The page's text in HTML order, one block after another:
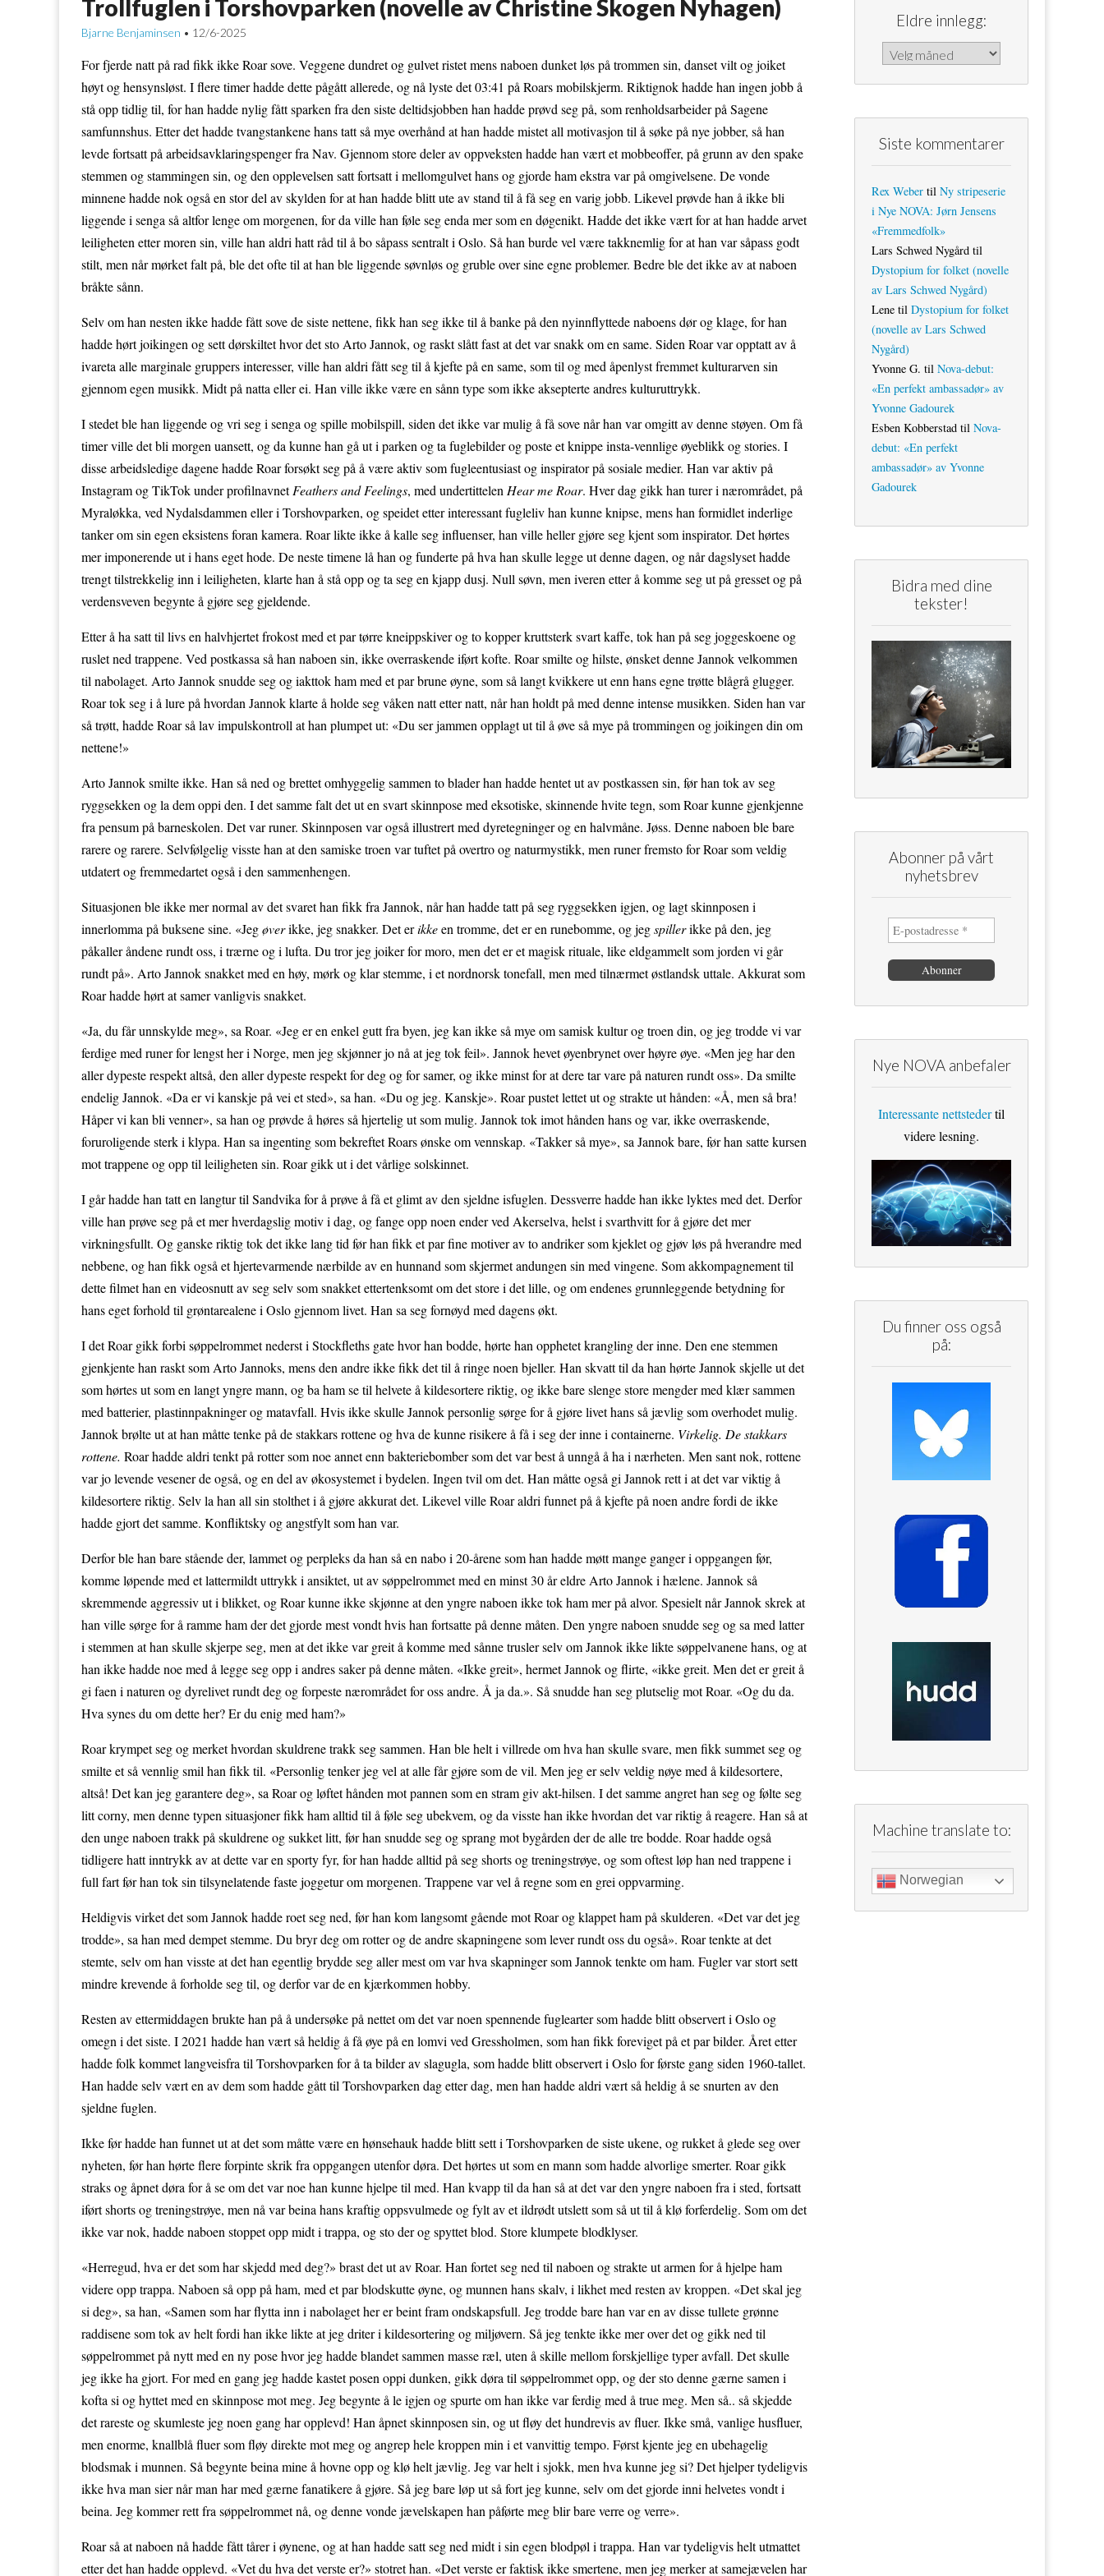
Trollfuglen i Torshovparken (novelle av Christine Skogen Nyhagen)
Bjarne Benjaminsen • 12/6-2025
For fjerde natt på rad fikk ikke Roar sove. Veggene dundret og gulvet ristet mens naboen dunket løs på trommen sin, danset vilt og joiket
høyt og hensynsløst. I flere timer hadde dette pågått allerede, og nå lyste det 03:41 på Roars mobilskjerm. Riktignok hadde han ingen jobb å
stå opp tidlig til, for han hadde nylig fått sparken fra den siste deltidsjobben han hadde prøvd seg på, som renholdsarbeider på Sagene
samfunnshus. Etter det hadde tvangstankene hans tatt så mye overhånd at han hadde mistet all motivasjon til å søke på nye jobber, så han
levde fortsatt på arbeidsavklaringspenger fra Nav. Gjennom store deler av oppveksten hadde han vært et mobbeoffer, på grunn av den spake
stemmen og stammingen sin, og den opplevelsen satt fortsatt i mellomgulvet hans og gjorde ham ekstra var på omgivelsene. De vonde
minnene hadde nok også en stor del av skylden for at han hadde blitt ute av stand til å få seg en varig jobb. Likevel prøvde han å ikke bli
liggende i senga så altfor lenge om morgenen, for da ville han føle seg enda mer som en døgenikt. Hadde det ikke vært for at han hadde arvet
leiligheten etter moren sin, ville han aldri hatt råd til å bo såpass sentralt i Oslo. Så han burde vel være takknemlig for at han var såpass godt
stilt, men når mørket falt på, ble det ofte til at han ble liggende søvnløs og gruble over sine egne problemer. Bedre ble det ikke av at naboen
bråkte sånn.
Selv om han nesten ikke hadde fått sove de siste nettene, fikk han seg ikke til å banke på den nyinnflyttede naboens dør og klage, for han
hadde hørt joikingen og sett dørskiltet hvor det sto Arto Jannok, og raskt slått fast at det var snakk om en same. Siden Roar var opptatt av å
ivareta alle marginale gruppers interesser, ville han aldri fått seg til å kjefte på en same, som til og med åpenlyst fremmet kulturarven sin
gjennom egen musikk. Midt på natta eller ei. Han ville ikke være en sånn type som ikke aksepterte andres kulturuttrykk.
I stedet ble han liggende og vri seg i senga og spille mobilspill, siden det ikke var mulig å få sove når han var omgitt av denne støyen. Om få
timer ville det bli morgen uansett, og da kunne han gå ut i parken og ta fuglebilder og poste et knippe insta-vennlige øyeblikk og stories. I
disse arbeidsledige dagene hadde Roar forsøkt seg på å være aktiv som fugleentusiast og inspirator på sosiale medier. Han var aktiv på
Instagram og TikTok under profilnavnetFeathers and Feelings, med undertittelenHear me Roar. Hver dag gikk han turer i nærområdet, på
Myraløkka, ved Nydalsdammen eller i Torshovparken, og speidet etter interessant fugleliv han kunne knipse, mens han formidlet inderlige
tanker om sin egen eksistens foran kamera. Roar likte ikke å kalle seg influenser, han ville heller gjøre seg kjent som inspirator. Det hørtes
mer imponerende ut i hans eget hode. De neste timene lå han og funderte på hva han skulle legge ut denne dagen, og når dagslyset hadde
trengt tilstrekkelig inn i leiligheten, klarte han å stå opp og ta seg en kjapp dusj. Null søvn, men iveren etter å komme seg ut på gresset og på
verdensveven begynte å gjøre seg gjeldende.
Etter å ha satt til livs en halvhjertet frokost med et par tørre kneippskiver og to kopper kruttsterk svart kaffe, tok han på seg joggeskoene og
ruslet ned trappene. Ved postkassa så han naboen sin, ikke overraskende iført kofte. Roar smilte og hilste, ønsket denne Jannok velkommen
til nabolaget. Arto Jannok snudde seg og iakttok ham med et par brune øyne, som så langt kvikkere ut enn hans egne trøtte blågrå glugger.
Roar tok seg i å lure på hvordan Jannok klarte å holde seg våken natt etter natt, når han holdt på med denne intense musikken. Siden han var
så trøtt, hadde Roar så lav impulskontroll at han plumpet ut: «Du ser jammen opplagt ut til å øve så mye på trommingen og joikingen din om
nettene!»
Arto Jannok smilte ikke. Han så ned og brettet omhyggelig sammen to blader han hadde hentet ut av postkassen sin, før han tok av seg
ryggsekken og la dem oppi den. I det samme falt det ut en svart skinnpose med eksotiske, skinnende hvite tegn, som Roar kunne gjenkjenne
fra pensum på barneskolen. Det var runer. Skinnposen var også illustrert med dyretegninger og en halvmåne. Jøss. Denne naboen ble bare
rarere og rarere. Selvfølgelig visste han at den samiske troen var tuftet på overtro og naturmystikk, men runer fremsto for Roar som veldig
utdatert og fremmedartet også i den sammenhengen.
Situasjonen ble ikke mer normal av det svaret han fikk fra Jannok, når han hadde tatt på seg ryggsekken igjen, og lagt skinnposen i
innerlomma på buksene sine. «Jegøverikke, jeg snakker. Det erikkeen tromme, det er en runebomme, og jegspillerikke på den, jeg
påkaller åndene rundt oss, i trærne og i lufta. Du tror jeg joiker for moro, men det er et magisk rituale, like eldgammelt som jorden vi går
rundt på». Arto Jannok snakket med en høy, mørk og klar stemme, i et nordnorsk tonefall, men med tilnærmet østlandsk uttale. Akkurat som
Roar hadde hørt at samer vanligvis snakket.
«Ja, du får unnskylde meg», sa Roar. «Jeg er en enkel gutt fra byen, jeg kan ikke så mye om samisk kultur og troen din, og jeg trodde vi var
ferdige med runer for lengst her i Norge, men jeg skjønner jo nå at jeg tok feil». Jannok hevet øyenbrynet over høyre øye. «Men jeg har den
aller dypeste respekt altså, den aller dypeste respekt for deg og for samer, og ikke minst for at dere tar vare på naturen rundt oss». Da smilte
endelig Jannok. «Da er vi kanskje på vei et sted», sa han. «Du og jeg. Kanskje». Roar pustet lettet ut og strakte ut hånden: «Å, men så bra!
Håper vi kan bli venner», sa han og prøvde å høres så hjertelig ut som mulig. Jannok tok imot hånden hans og var, ikke overraskende,
foruroligende sterk i klypa. Han sa ingenting som bekreftet Roars ønske om vennskap. «Takker så mye», sa Jannok bare, før han satte kursen
mot trappene og opp til leiligheten sin. Roar gikk ut i det vårlige solskinnet.
I går hadde han tatt en langtur til Sandvika for å prøve å få et glimt av den sjeldne isfuglen. Dessverre hadde han ikke lyktes med det. Derfor
ville han prøve seg på et mer hverdagslig motiv i dag, og fange opp noen ender ved Akerselva, helst i svarthvitt for å gjøre det mer
virkningsfullt. Og ganske riktig tok det ikke lang tid før han fikk et par fine motiver av to andriker som kjeklet og gjøv løs på hverandre med
nebbene, og han fikk også et hjertevarmende nærbilde av en hunnand som skjermet andungen sin med vingene. Som akkompagnement til
dette filmet han en videosnutt av seg selv som snakket ettertenksomt om det store i det lille, og om endenes grunnleggende betydning for
hans eget forhold til grøntarealene i Oslo gjennom livet. Han sa seg fornøyd med dagens økt.
I det Roar gikk forbi søppelrommet nederst i Stockfleths gate hvor han bodde, hørte han opphetet krangling der inne. Den ene stemmen
gjenkjente han raskt som Arto Jannoks, mens den andre ikke fikk det til å ringe noen bjeller. Han skvatt til da han hørte Jannok skjelle ut det
som hørtes ut som en langt yngre mann, og ba ham se til helvete å kildesortere riktig, og ikke bare slenge store mengder med klær sammen
med batterier, plastinnpakninger og matavfall. Hvis ikke skulle Jannok personlig sørge for å gjøre livet hans så jævlig som overhodet mulig.
Jannok brølte ut at han måtte tenke på de stakkars rottene og hva de kunne risikere å få i seg der inne i containerne. Virkelig. De stakkars
rottene. Roar hadde aldri tenkt på rotter som noe annet enn bakteriebomber som det var best å unngå å ha i nærheten. Men sant nok, rottene
var jo levende vesener de også, og en del av økosystemet i bydelen. Ingen tvil om det. Han måtte også gi Jannok rett i at det var viktig å
kildesortere riktig. Selv la han all sin stolthet i å gjøre akkurat det. Likevel ville Roar aldri funnet på å kjefte på noen andre fordi de ikke
hadde gjort det samme. Konfliktsky og angstfylt som han var.
Derfor ble han bare stående der, lammet og perpleks da han så en nabo i 20-årene som han hadde møtt mange ganger i oppgangen før,
komme løpende med et lattermildt uttrykk i ansiktet, ut av søppelrommet med en minst 30 år eldre Arto Jannok i hælene. Jannok så
skremmende aggressiv ut i blikket, og Roar kunne ikke skjønne at den yngre naboen ikke tok ham mer på alvor. Spesielt når Jannok skrek at
han ville sørge for å ramme ham der det gjorde mest vondt hvis han fortsatte på denne måten. Den yngre naboen snudde seg og sa med latter
i stemmen at han skulle skjerpe seg, men at det ikke var greit å komme med sånne trusler selv om Jannok ikke likte søppelvanene hans, og at
han ikke hadde noe med å legge seg opp i andres saker på denne måten. «Ikke greit», hermet Jannok og flirte, «ikke greit. Men det er greit å
gi faen i naturen og dyrelivet rundt deg og forpeste nærområdet for oss andre. Å ja da.». Så snudde han seg plutselig mot Roar. «Og du da.
Hva synes du om dette her? Er du enig med ham?»
Roar krympet seg og merket hvordan skuldrene trakk seg sammen. Han ble helt i villrede om hva han skulle svare, men fikk summet seg og
smilte et så vennlig smil han fikk til. «Personlig tenker jeg vel at alle får gjøre som de vil. Men jeg er selv veldig nøye med å kildesortere,
altså! Det kan jeg garantere deg», sa Roar og løftet hånden mot pannen som en stram giv akt-hilsen. I det samme angret han seg og følte seg
litt corny, men denne typen situasjoner fikk ham alltid til å føle seg ubekvem, og da visste han ikke hvordan det var riktig å reagere. Han så at
den unge naboen trakk på skuldrene og sukket litt, før han snudde seg og sprang mot bygården der de alle tre bodde. Roar hadde også
tidligere hatt inntrykk av at dette var en sporty fyr, for han hadde alltid på seg shorts og treningstrøye, og som oftest løp han ned trappene i
full fart før han tok sin tilsynelatende faste joggetur om morgenen. Trappene var vel å regne som en grei oppvarming.
Heldigvis virket det som Jannok hadde roet seg ned, før han kom langsomt gående mot Roar og klappet ham på skulderen. «Det var det jeg
trodde», sa han med dempet stemme. Du bryr deg om rotter og de andre skapningene som lever rundt oss du også». Roar tenkte at det
stemte, selv om han visste at det han egentlig brydde seg aller mest om var hva skapninger som Jannok tenkte om ham. Fugler var stort sett
mindre krevende å forholde seg til, og derfor var de en kjærkommen hobby.
Resten av ettermiddagen brukte han på å undersøke på nettet om det var noen spennende fuglearter som hadde blitt observert i Oslo og
omegn i det siste. I 2021 hadde han vært så heldig å få øye på en lomvi ved Gressholmen, som han fikk foreviget på et par bilder. Året etter
hadde folk kommet langveisfra til Torshovparken for å ta bilder av slagugla, som hadde blitt observert i Oslo for første gang siden 1960-tallet.
Han hadde selv vært en av dem som hadde gått til Torshovparken dag etter dag, men han hadde aldri vært så heldig å se snurten av den
sjeldne fuglen.
Ikke før hadde han funnet ut at det som måtte være en hønsehauk hadde blitt sett i Torshovparken de siste ukene, og rukket å glede seg over
nyheten, før han hørte flere forpinte skrik fra oppgangen utenfor døra. Det hørtes ut som en mann som hadde alvorlige smerter. Roar gikk
straks og åpnet døra for å se om det var noe han kunne hjelpe til med. Han kvapp til da han så at det var den yngre naboen fra i sted, fortsatt
iført shorts og treningstrøye, men nå var beina hans kraftig oppsvulmede og fylt av et ildrødt utslett som så ut til å klø forferdelig. Som om det
ikke var nok, hadde naboen stoppet opp midt i trappa, og sto der og spyttet blod. Store klumpete blodklyser.
«Herregud, hva er det som har skjedd med deg?» brast det ut av Roar. Han fortet seg ned til naboen og strakte ut armen for å hjelpe ham
videre opp trappa. Naboen så opp på ham, med et par blodskutte øyne, og munnen hans skalv, i likhet med resten av kroppen. «Det skal jeg
si deg», sa han, «Samen som har flytta inn i nabolaget her er beint fram ondskapsfull. Jeg trodde bare han var en av disse tullete grønne
raddisene som tok av helt fordi han ikke likte at jeg driter i kildesortering og miljøvern. Så jeg tenkte ikke mer over det og gikk ned til
søppelrommet på nytt med en ny pose hvor jeg hadde blandet sammen masse ræl, uten å skille mellom forskjellige typer avfall. Det skulle
jeg ikke ha gjort. For med en gang jeg hadde kastet posen oppi dunken, gikk døra til søppelrommet opp, og der sto denne gærne samen i
kofta si og hyttet med en skinnpose mot meg. Jeg begynte å le igjen og spurte om han ikke var ferdig med å true meg. Men så.. så skjedde
det rareste og skumleste jeg noen gang har opplevd! Han åpnet skinnposen sin, og ut fløy det hundrevis av fluer. Ikke små, vanlige husfluer,
men enorme, knallblå fluer som fløy direkte mot meg og angrep hele kroppen min i et vanvittig tempo. Først kjente jeg en ubehagelig
blodsmak i munnen. Så begynte beina mine å hovne opp og klø helt jævlig. Jeg var helt i sjokk, men hva kunne jeg si? Det hjelper tydeligvis
ikke hva man sier når man har med gærne fanatikere å gjøre. Så jeg bare løp ut så fort jeg kunne, selv om det gjorde inni helvetes vondt i
beina. Jeg kommer rett fra søppelrommet nå, og denne vonde jævelskapen han påførte meg blir bare verre og verre».
Roar så at naboen nå hadde fått tårer i øynene, og at han hadde satt seg ned midt i sin egen blodpøl i trappa. Han var tydeligvis helt utmattet
etter det han hadde opplevd. «Vet du hva det verste er?» stotret han. «Det verste er faktisk ikke smertene, men jeg merker at samejævelen har
Eldre innlegg:
Eldre innlegg:
Siste kommentarer
Rex Weber til Ny stripeserie
i Nye NOVA: Jørn Jensens
«Fremmedfolk»
Lars Schwed Nygård til
Dystopium for folket (novelle
av Lars Schwed Nygård)
Lene til Dystopium for folket
(novelle av Lars Schwed
Nygård)
Yvonne G. til Nova-debut:
«En perfekt ambassadør» av
Yvonne Gadourek
Esben Kobberstad til Nova-
debut: «En perfekt
ambassadør» av Yvonne
Gadourek
Bidra med dine
tekster!
Abonner på vårt
nyhetsbrev
Nye NOVA anbefaler
Interessante nettstedertil
videre lesning.
Du finner oss også
på:
Machine translate to:
Norwegian